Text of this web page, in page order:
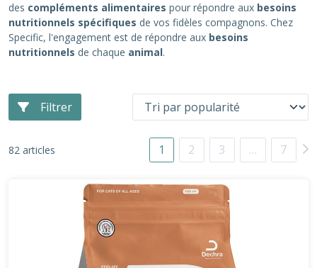
des compléments alimentaires pour répondre aux besoins
nutritionnels spécifiques de vos fidèles compagnons. Chez
Specific, l'engagement est de répondre aux besoins
nutritionnels de chaque animal.
Filtrer
82 articles 1 2 3 … 7